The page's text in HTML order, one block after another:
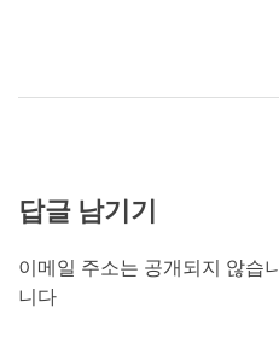
답글 남기기
이메일 주소는 공개되지 않습
니다